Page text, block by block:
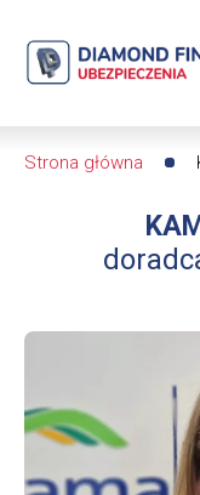
Kamila
Diamond
Finance
dfs24
Strona główna